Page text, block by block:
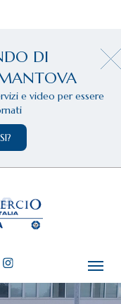
DI
e video per essere